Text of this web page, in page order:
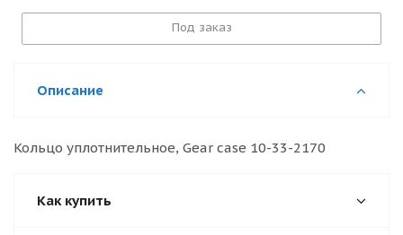
Под заказ
Описание
Кольцо уплотнительное, Gear case 10-33-2170
Как купить